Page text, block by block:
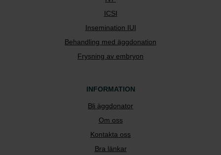
ICSI
Insemination IUI
Behandling med äggdonation
Frysning av embryon
INFORMATION
Bli äggdonator
Om oss
Kontakta oss
Bra länkar